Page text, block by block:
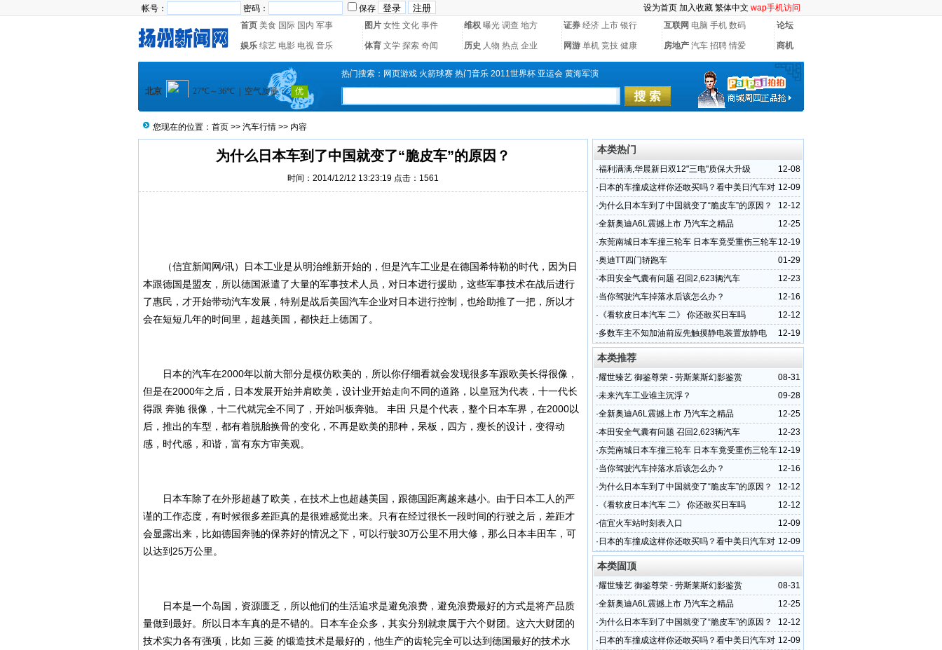
帐号： 密码： 保存 设为首页 加入收藏 繁体中文 wap手机访问
首页 美食 国际 国内 军事 图片 女性 文化 事件 维权 曝光 调查 地方 证券 经济 上市 银行 互联网 电脑 手机 数码 论坛
娱乐 综艺 电影 电视 音乐 体育 文学 探索 奇闻 历史 人物 热点 企业 网游 单机 竞技 健康 房地产 汽车 招聘 情爱 商机
热门搜索： 网页游戏 火箭球赛 热门音乐 2011世界杯 亚运会 黄海军演
您现在的位置： 首页 >> 汽车行情 >> 内容
为什么日本车到了中国就变了“脆皮车”的原因？
时间：2014/12/12 13:23:19 点击： 1561
（信宜新闻网/讯）日本工业是从明治维新开始的，但是汽车工业是在德国希特勒的时代，因为日
本跟德国是盟友，所以德国派遣了大量的军事技术人员，对日本进行援助，这些军事技术在战后进行
了惠民，才开始带动汽车发展，特别是战后美国汽车企业对日本进行控制，也给助推了一把，所以才
会在短短几年的时间里，超越美国，都快赶上德国了。
日本的汽车在2000年以前大部分是模仿欧美的，所以你仔细看就会发现很多车跟欧美长得很像，
但是在2000年之后，日本发展开始并肩欧美，设计业开始走向不同的道路，以皇冠为代表，十一代长
得跟 奔驰 很像，十二代就完全不同了，开始叫板奔驰。 丰田 只是个代表，整个日本车界，在2000以
后，推出的车型，都有着脱胎换骨的变化，不再是欧美的那种，呆板，四方，瘦长的设计，变得动
感，时代感，和谐，富有东方审美观。
日本车除了在外形超越了欧美，在技术上也超越美国，跟德国距离越来越小。由于日本工人的严
谨的工作态度，有时候很多差距真的是很难感觉出来。只有在经过很长一段时间的行驶之后，差距才
会显露出来，比如德国奔驰的保养好的情况之下，可以行驶30万公里不用大修，那么日本丰田车，可
以达到25万公里。
日本是一个岛国，资源匮乏，所以他们的生活追求是避免浪费，避免浪费最好的方式是将产品质
量做到最好。所以日本车真的是不错的。日本车企众多，其实分别就隶属于六个财团。这六大财团的
技术实力各有强项，比如 三菱 的锻造技术是最好的，他生产的齿轮完全可以达到德国最好的技术水
本类热门
12-08
·​福利满满,华晨新日双12"三电"质保大升级
12-09
· 日本的车撞成这样你还敢买吗？看中美日汽车对
比
12-12
·为什么日本车到了中国就变了“脆皮车”的原因？
12-25
·全新奥迪A6L震撼上市 乃汽车之精品
12-19
·东莞南城日本车撞三轮车 日本车竟受重伤三轮车
受轻伤
01-29
·奥迪TT四门轿跑车
12-23
·本田安全气囊有问题 召回2,623辆汽车
12-16
·当你驾驶汽车掉落水后该怎么办？
12-12
· 《看软皮日本汽车 二》 你还敢买日车吗
12-19
·多数车主不知加油前应先触摸静电装置放静电
本类推荐
08-31
·耀世臻艺 御鉴尊荣 - 劳斯莱斯幻影鉴赏
09-28
·未来汽车工业谁主沉浮？
12-25
·全新奥迪A6L震撼上市 乃汽车之精品
12-23
·本田安全气囊有问题 召回2,623辆汽车
12-19
·东莞南城日本车撞三轮车 日本车竟受重伤三轮车
受轻伤
12-16
·当你驾驶汽车掉落水后该怎么办？
12-12
·为什么日本车到了中国就变了“脆皮车”的原因？
12-12
· 《看软皮日本汽车 二》 你还敢买日车吗
12-09
·信宜火车站时刻表入口
12-09
· 日本的车撞成这样你还敢买吗？看中美日汽车对
比
本类固顶
08-31
·耀世臻艺 御鉴尊荣 - 劳斯莱斯幻影鉴赏
12-25
·全新奥迪A6L震撼上市 乃汽车之精品
12-12
·为什么日本车到了中国就变了“脆皮车”的原因？
12-09
· 日本的车撞成这样你还敢买吗？看中美日汽车对